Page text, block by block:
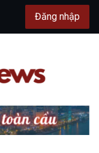
Đăng nhập